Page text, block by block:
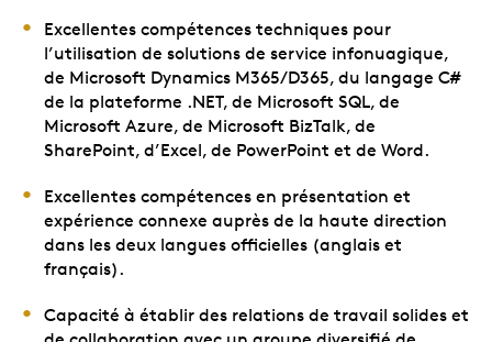
Excellentes compétences techniques pour
l’utilisation de solutions de service infonuagique,
de Microsoft Dynamics M365/D365, du langage C#
de la plateforme .NET, de Microsoft SQL, de
Microsoft Azure, de Microsoft BizTalk, de
SharePoint, d’Excel, de PowerPoint et de Word.
Excellentes compétences en présentation et
expérience connexe auprès de la haute direction
dans les deux langues officielles (anglais et
français).
Capacité à établir des relations de travail solides et